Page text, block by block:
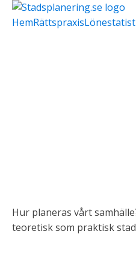
HemRättspraxis
Hur planeras vårt
teoretisk som praktisk